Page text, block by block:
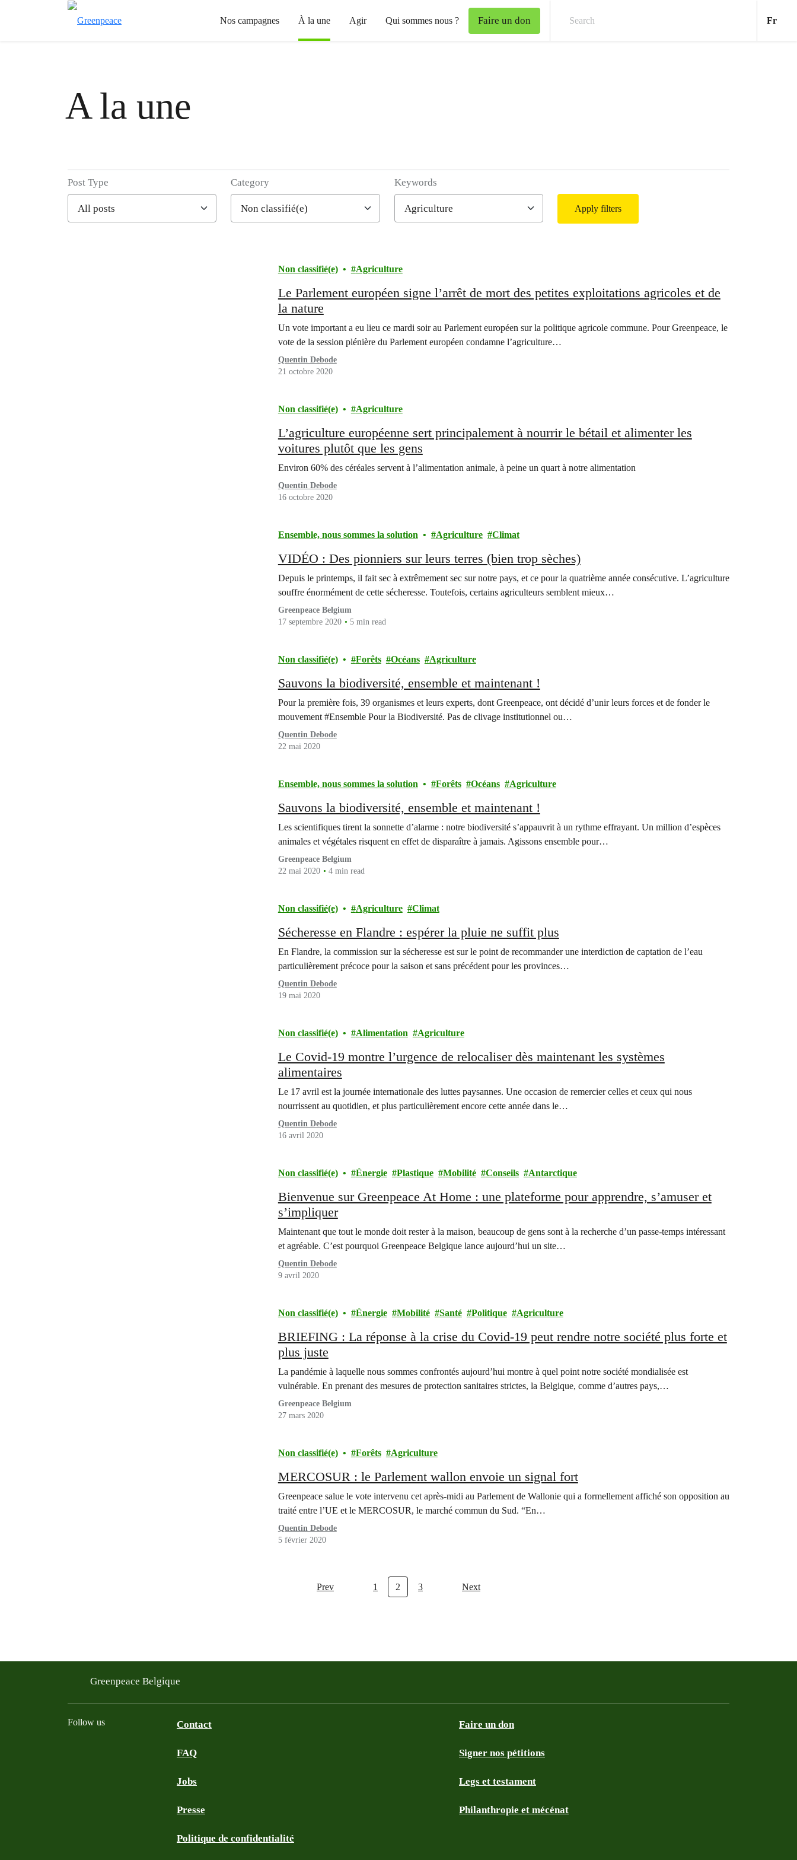
Nos campagnes À la une Agir Qui sommes nous ? Faire un don Fr
A la une
Filter posts
Post Type Category Keywords
Apply filters
Non classifié(e) Agriculture
Le Parlement européen signe l’arrêt de mort des petites exploitations agricoles et de
la nature
Un vote important a eu lieu ce mardi soir au Parlement européen sur la politique agricole commune. Pour Greenpeace, le
vote de la session plénière du Parlement européen condamne l’agriculture…
Quentin Debode
21 octobre 2020
Non classifié(e) Agriculture
L’agriculture européenne sert principalement à nourrir le bétail et alimenter les
voitures plutôt que les gens
Environ 60% des céréales servent à l’alimentation animale, à peine un quart à notre alimentation
Quentin Debode
16 octobre 2020
Ensemble, nous sommes la solution Agriculture Climat
VIDÉO : Des pionniers sur leurs terres (bien trop sèches)
Depuis le printemps, il fait sec à extrêmement sec sur notre pays, et ce pour la quatrième année consécutive. L’agriculture
souffre énormément de cette sécheresse. Toutefois, certains agriculteurs semblent mieux…
Greenpeace Belgium
17 septembre 2020
5 min read
Non classifié(e) Forêts Océans Agriculture
Sauvons la biodiversité, ensemble et maintenant !
Pour la première fois, 39 organismes et leurs experts, dont Greenpeace, ont décidé d’unir leurs forces et de fonder le
mouvement #Ensemble Pour la Biodiversité. Pas de clivage institutionnel ou…
Quentin Debode
22 mai 2020
Ensemble, nous sommes la solution Forêts Océans Agriculture
Sauvons la biodiversité, ensemble et maintenant !
Les scientifiques tirent la sonnette d’alarme : notre biodiversité s’appauvrit à un rythme effrayant. Un million d’espèces
animales et végétales risquent en effet de disparaître à jamais. Agissons ensemble pour…
Greenpeace Belgium
22 mai 2020
4 min read
Non classifié(e) Agriculture Climat
Sécheresse en Flandre : espérer la pluie ne suffit plus
En Flandre, la commission sur la sécheresse est sur le point de recommander une interdiction de captation de l’eau
particulièrement précoce pour la saison et sans précédent pour les provinces…
Quentin Debode
19 mai 2020
Non classifié(e) Alimentation Agriculture
Le Covid-19 montre l’urgence de relocaliser dès maintenant les systèmes
alimentaires
Le 17 avril est la journée internationale des luttes paysannes. Une occasion de remercier celles et ceux qui nous
nourrissent au quotidien, et plus particulièrement encore cette année dans le…
Quentin Debode
16 avril 2020
Non classifié(e) Énergie Plastique Mobilité Conseils Antarctique
Bienvenue sur Greenpeace At Home : une plateforme pour apprendre, s’amuser et
s’impliquer
Maintenant que tout le monde doit rester à la maison, beaucoup de gens sont à la recherche d’un passe-temps intéressant
et agréable. C’est pourquoi Greenpeace Belgique lance aujourd’hui un site…
Quentin Debode
9 avril 2020
Non classifié(e) Énergie Mobilité Santé Politique Agriculture
BRIEFING : La réponse à la crise du Covid-19 peut rendre notre société plus forte et
plus juste
La pandémie à laquelle nous sommes confrontés aujourd’hui montre à quel point notre société mondialisée est
vulnérable. En prenant des mesures de protection sanitaires strictes, la Belgique, comme d’autres pays,…
Greenpeace Belgium
27 mars 2020
Non classifié(e) Forêts Agriculture
MERCOSUR : le Parlement wallon envoie un signal fort
Greenpeace salue le vote intervenu cet après-midi au Parlement de Wallonie qui a formellement affiché son opposition au
traité entre l’UE et le MERCOSUR, le marché commun du Sud. “En…
Quentin Debode
5 février 2020
Prev 1 2 3 Next
Greenpeace Belgique
Follow us Contact
FAQ
Jobs
Presse
Politique de confidentialité
Faire un don
Signer nos pétitions
Legs et testament
Philanthropie et mécénat